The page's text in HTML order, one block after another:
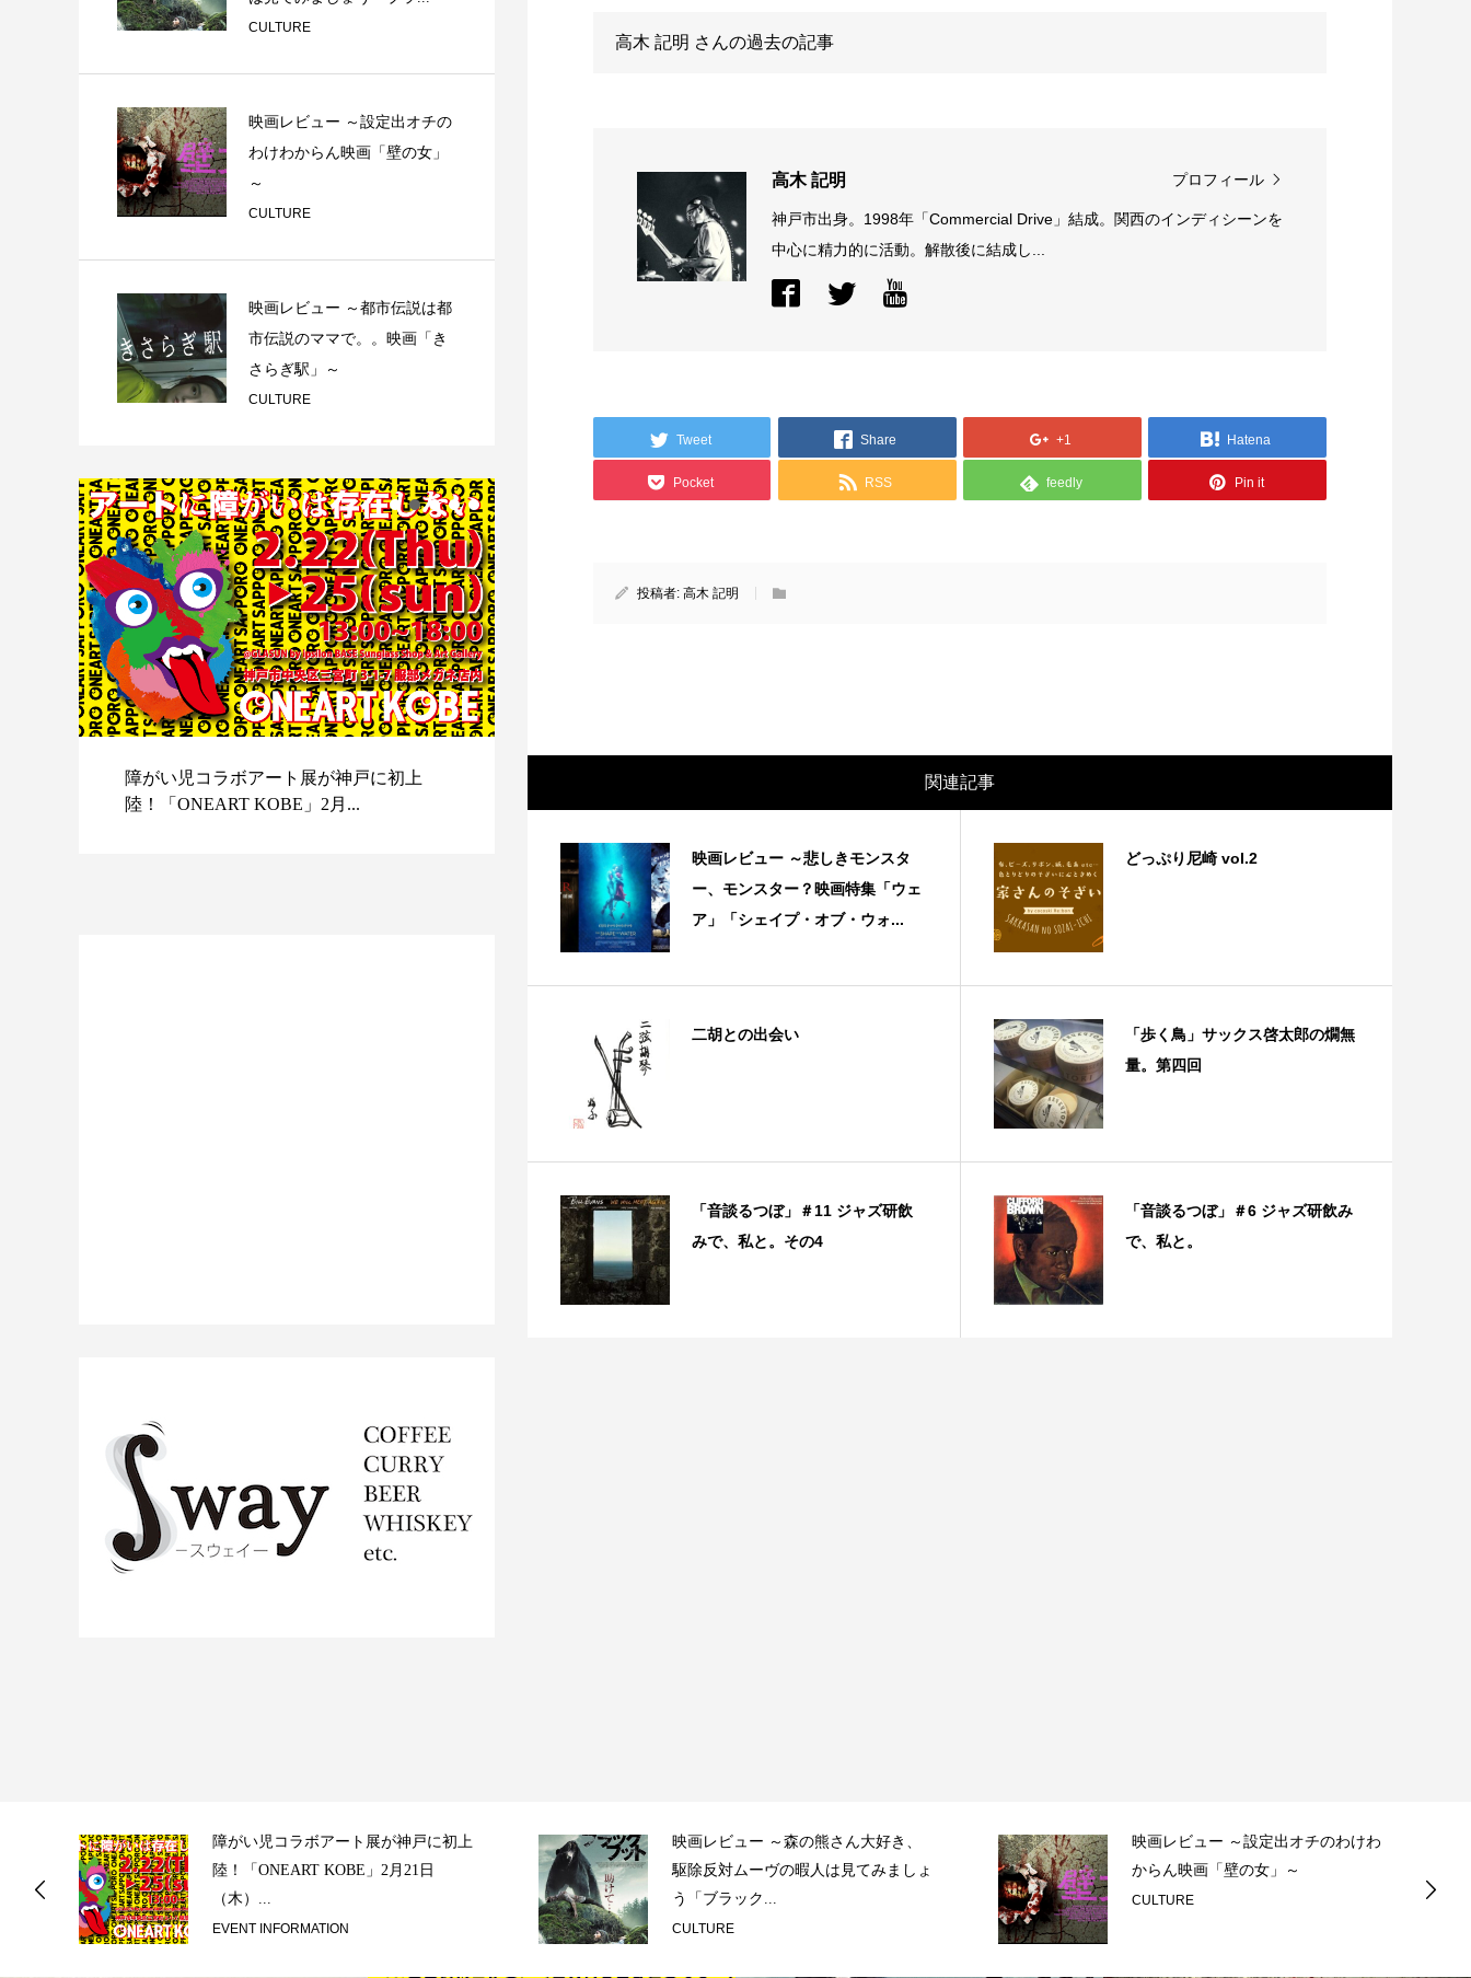
高木 記明 さんの過去の記事
高木 記明 プロフィール
神戸市出身。1998年「Commercial Drive」結成。関西のインディシーンを
中心に精力的に活動。解散後に結成し...
Tweet Share +1 Hatena
Pocket RSS feedly Pin it
投稿者:高木 記明
関連記事
映画レビュー ～悲しきモンスタ
ー、モンスター？映画特集「ウェ
ア」「シェイプ・オブ・ウォ...
どっぷり尼崎 vol.2
二胡との出会い
「歩く鳥」サックス啓太郎の燗無
量。第四回
「音談るつぼ」＃11 ジャズ研飲
みで、私と。その4
「音談るつぼ」＃6 ジャズ研飲み
で、私と。
CULTURE
映画レビュー ～設定出オチの
わけわからん映画「壁の女」
～
CULTURE
映画レビュー ～都市伝説は都
市伝説のママで。。映画「き
さらぎ駅」～
CULTURE
障がい児コラボアート展が神戸に初上
陸！「ONEART KOBE」2月...
反対ムーヴの暇人は見てみましょ...
障がい児コラボアート展が神戸に初上
陸！「ONEART KOBE」2月21日
（木）...
EVENT INFORMATION
映画レビュー ～森の熊さん大好き、
駆除反対ムーヴの暇人は見てみましょ
う「ブラック...
CULTURE
映画レビュー ～設定出オチのわけわ
からん映画「壁の女」～
CULTURE